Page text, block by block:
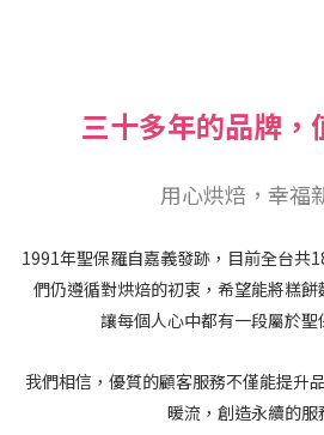
三十多年的品牌，
用心烘焙，幸福
1991年聖保羅自嘉義發跡，目前全台共
們仍遵循對烘焙的初衷，希望能將糕
讓每個人心中都有一段屬於聖
我們相信，優質的顧客服務不僅能提升
暖流，創造永續的服